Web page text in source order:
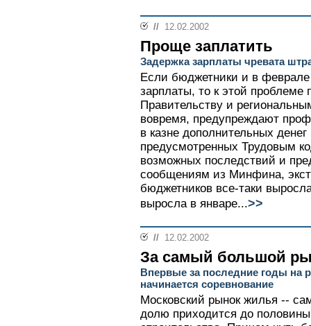
// 12.02.2002
Проще заплатить
Задержка зарплаты чревата
Если бюджетники и в
зарплаты, то к этой
Правительству и
вовремя, предупреждают
в казне дополнительных
предусмотренных Трудовым
возможных последствий и
сообщениям из Минфина,
бюджетников все-таки
выросла в январе...>>
// 12.02.2002
За самый большой
Впервые за последние годы на
начинается соревнование
Московский рынок жилья --
долю приходится до